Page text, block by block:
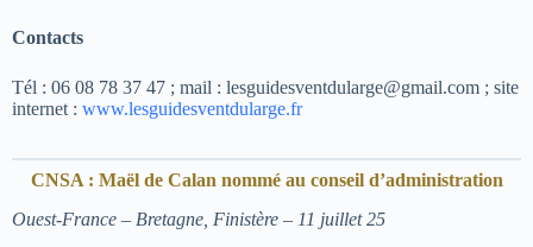
Contacts
Tél : 06 08 78 37 47 ; mail : lesguidesventdularge@gmail.com ; site
internet : www.lesguidesventdularge.fr
CNSA : Maël de Calan nommé au conseil d’administration
Ouest-France – Bretagne, Finistère – 11 juillet 25